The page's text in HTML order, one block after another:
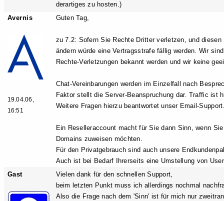
derartiges zu hosten.)
Avernis
19.04.06,
16:51
Guten Tag,
zu 7.2: Sofern Sie Rechte Dritter verletzen, und
ändern würde eine Vertragsstrafe fällig werden. Wir
Rechte-Verletzungen bekannt werden und wir keine
Chat-Vereinbarungen werden im Einzelfall nach
Faktor stellt die Server-Beanspruchung dar. Traffic ist
Weitere Fragen hierzu beantwortet unser Email-
Ein Reselleraccount macht für Sie dann Sinn, wenn
Domains zuweisen möchten.
Für den Privatgebrauch sind auch unsere
Auch ist bei Bedarf Ihrerseits eine Umstellung von
Gast
Vielen dank für den schnellen Support,
beim letzten Punkt muss ich allerdings nochmal
Also die Frage nach dem 'Sinn' ist für mich nur